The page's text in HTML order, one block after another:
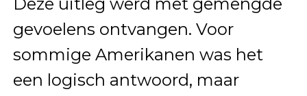
gevoelens ontvangen. Voor
sommige Amerikanen was het
een logisch antwoord, maar